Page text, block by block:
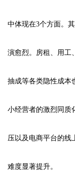
中体现在3个方面。
演愈烈。房租、用工
抽成等各类隐性成本
小经营者的激烈同质
压以及电商平台的线
难度显著提升。